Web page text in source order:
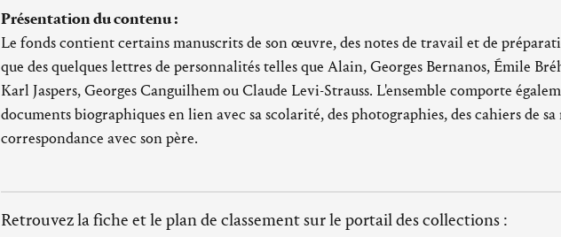
Présentation du contenu :
Le fonds contient certains manuscrits de son œuvre, des notes de travail et de
que des quelques lettres de personnalités telles que Alain, Georges Bernanos, Émile
Karl Jaspers, Georges Canguilhem ou Claude Levi-Strauss. L'ensemble comporte
documents biographiques en lien avec sa scolarité, des photographies, des cahiers de sa
correspondance avec son père.
Retrouvez la fiche et le plan de classement sur le portail des collections :